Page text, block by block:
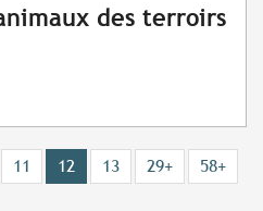
des terroirs
11 12 13 29+
58+